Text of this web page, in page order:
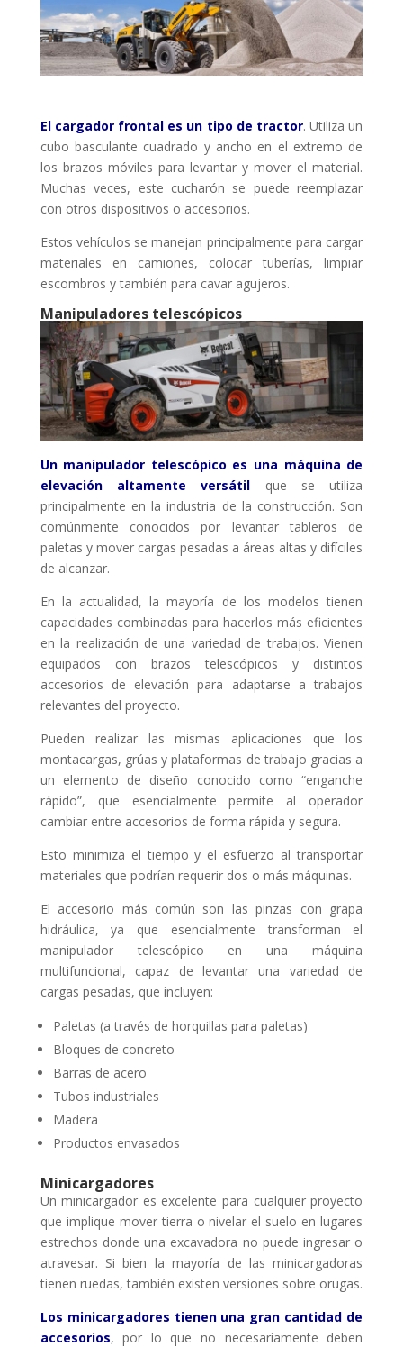
El cargador frontal es un tipo de tractor. Utiliza un
cubo basculante cuadrado y ancho en el extremo de
los brazos móviles para levantar y mover el material.
Muchas veces, este cucharón se puede reemplazar
con otros dispositivos o accesorios.
Estos vehículos se manejan principalmente para cargar
materiales en camiones, colocar tuberías, limpiar
escombros y también para cavar agujeros.
Manipuladores telescópicos
Un manipulador telescópico es una máquina de
elevación altamente versátil que se utiliza
principalmente en la industria de la construcción. Son
comúnmente conocidos por levantar tableros de
paletas y mover cargas pesadas a áreas altas y difíciles
de alcanzar.
En la actualidad, la mayoría de los modelos tienen
capacidades combinadas para hacerlos más eficientes
en la realización de una variedad de trabajos. Vienen
equipados con brazos telescópicos y distintos
accesorios de elevación para adaptarse a trabajos
relevantes del proyecto.
Pueden realizar las mismas aplicaciones que los
montacargas, grúas y plataformas de trabajo gracias a
un elemento de diseño conocido como “enganche
rápido”, que esencialmente permite al operador
cambiar entre accesorios de forma rápida y segura.
Esto minimiza el tiempo y el esfuerzo al transportar
materiales que podrían requerir dos o más máquinas.
El accesorio más común son las pinzas con grapa
hidráulica, ya que esencialmente transforman el
manipulador telescópico en una máquina
multifuncional, capaz de levantar una variedad de
cargas pesadas, que incluyen:
Paletas (a través de horquillas para paletas)
Bloques de concreto
Barras de acero
Tubos industriales
Madera
Productos envasados
Minicargadores
Un minicargador es excelente para cualquier proyecto
que implique mover tierra o nivelar el suelo en lugares
estrechos donde una excavadora no puede ingresar o
atravesar. Si bien la mayoría de las minicargadoras
tienen ruedas, también existen versiones sobre orugas.
Los minicargadores tienen una gran cantidad de
accesorios, por lo que no necesariamente deben